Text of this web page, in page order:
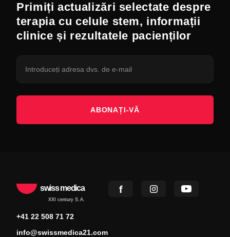
Primiți actualizări selectate despre
terapia cu celule stem, informații
clinice și rezultatele pacienților
ABONAȚI-VĂ
swiss medica
XXI century S.A.
+41 22 508 71 72
info@swissmedica21.com